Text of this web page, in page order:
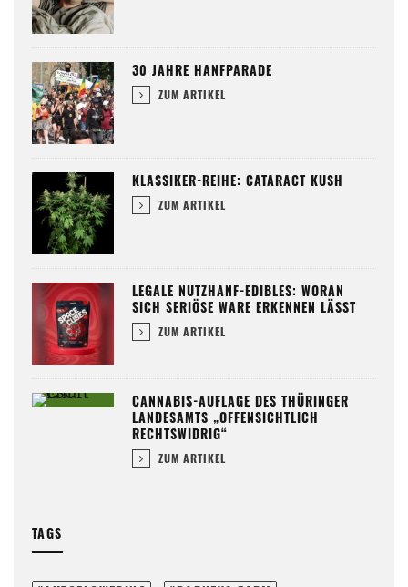
30 JAHRE HANFPARADE
ZUM ARTIKEL
KLASSIKER-REIHE: CATARACT KUSH
ZUM ARTIKEL
LEGALE NUTZHANF-EDIBLES: WORAN
SICH SERIÖSE WARE ERKENNEN LÄSST
ZUM ARTIKEL
CANNABIS-AUFLAGE DES THÜRINGER
LANDESAMTS „OFFENSICHTLICH
RECHTSWIDRIG“
ZUM ARTIKEL
TAGS